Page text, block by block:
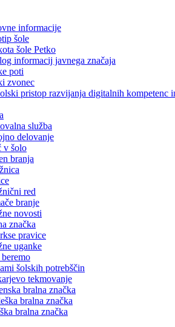
informacije
šole
šole Petko
informacij javnega značaja
poti
zvonec
pristop razvijanja digitalnih kompetenc
služba
delovanje
v šolo
branja
red
branje
novosti
značka
pravice
uganke
šolskih potrebščin
tekmovanje
bralna značka
bralna značka
bralna značka